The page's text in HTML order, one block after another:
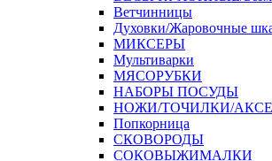
Ветчинницы
Духовки/Жаровочные
МИКСЕРЫ
Мультиварки
МЯСОРУБКИ
НАБОРЫ ПОСУДЫ
НОЖИ/ТОЧИЛКИ/
Попкорница
СКОВОРОДЫ
СОКОВЫЖИМАЛКИ